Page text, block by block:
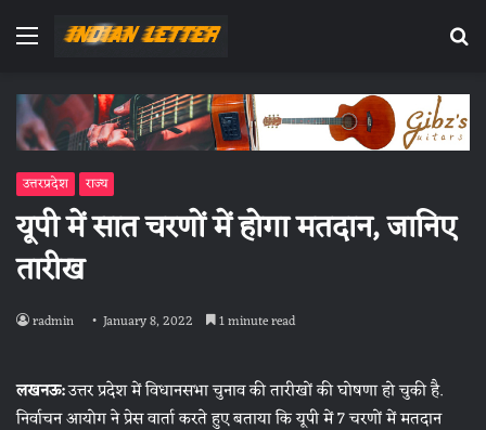
Menu
उत्तरप्रदेश राज्य
यूपी में सात चरणों में होगा मतदान, जानिए
तारीख
radmin January 8, 2022 1 minute read
लखनऊ:उत्तर प्रदेश में विधानसभा चुनाव की तारीखों की घोषणा हो चुकी है.
निर्वाचन आयोग ने प्रेस वार्ता करते हुए बताया कि यूपी में 7 चरणों में मतदान